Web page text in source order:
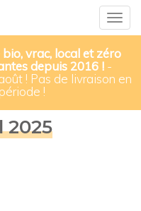
vrac, local et zéro
depuis 2016 ! -
! Pas de livraison en
!
2025